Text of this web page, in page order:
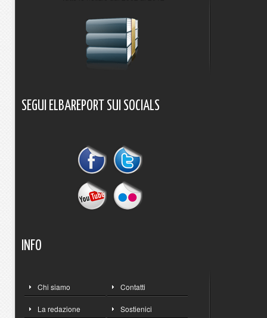
SEGUI ELBAREPORT SUI SOCIALS
INFO
Chi siamo Contatti
La redazione Sostienici